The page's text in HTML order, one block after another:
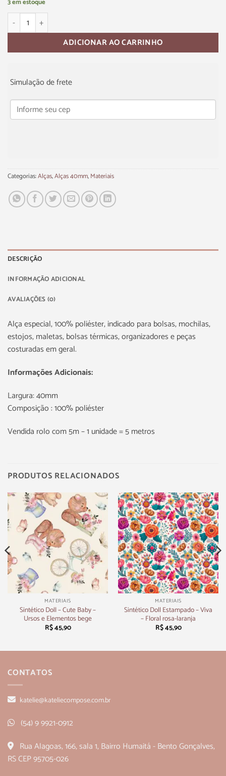
ADICIONAR AO CARRINHO
Simulação de frete
Categorias:Alças,Alças 40mm,Materiais
DESCRIÇÃO
INFORMAÇÃO ADICIONAL
AVALIAÇÕES (0)
Alça especial, 100% poliéster, indicado para bolsas, mochilas,
estojos, maletas, bolsas térmicas, organizadores e peças
costuradas em geral.
Informações Adicionais:
Largura: 40mm
Composição : 100% poliéster
Vendida rolo com 5m – 1 unidade = 5 metros
PRODUTOS RELACIONADOS
MATERIAIS
Sintético Doll – Cute Baby –
Ursos e Elementos bege
R$45,90
MATERIAIS
Sintético Doll Estampado – Viva
– Floral rosa-laranja
R$45,90
CONTATOS
katelie@kateliecompose.com.br
(54) 9 9921-0912
Rua Alagoas, 166, sala 1, Bairro Humaitá - Bento Gonçalves,
RS CEP 95705-026